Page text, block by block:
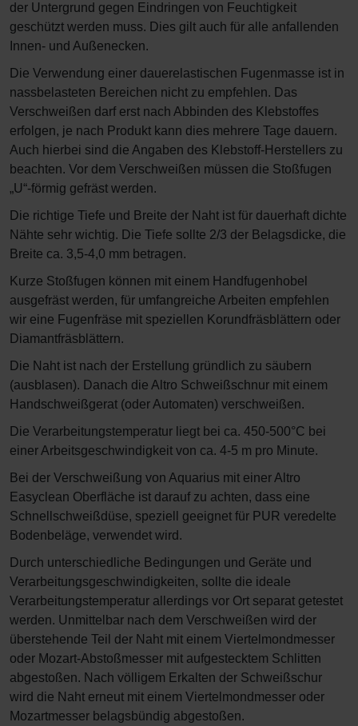
der Untergrund gegen Eindringen von Feuchtigkeit
geschützt werden muss. Dies gilt auch für alle anfallenden
Innen- und Außenecken.
Die Verwendung einer dauerelastischen Fugenmasse ist in
nassbelasteten Bereichen nicht zu empfehlen. Das
Verschweißen darf erst nach Abbinden des Klebstoffes
erfolgen, je nach Produkt kann dies mehrere Tage dauern.
Auch hierbei sind die Angaben des Klebstoff-Herstellers zu
beachten. Vor dem Verschweißen müssen die Stoßfugen
„U“-förmig gefräst werden.
Die richtige Tiefe und Breite der Naht ist für dauerhaft dichte
Nähte sehr wichtig. Die Tiefe sollte 2/3 der Belagsdicke, die
Breite ca. 3,5-4,0 mm betragen.
Kurze Stoßfugen können mit einem Handfugenhobel
ausgefräst werden, für umfangreiche Arbeiten empfehlen
wir eine Fugenfräse mit speziellen Korundfräsblättern oder
Diamantfräsblättern.
Die Naht ist nach der Erstellung gründlich zu säubern
(ausblasen). Danach die Altro Schweißschnur mit einem
Handschweißgerat (oder Automaten) verschweißen.
Die Verarbeitungstemperatur liegt bei ca. 450-500°C bei
einer Arbeitsgeschwindigkeit von ca. 4-5 m pro Minute.
Bei der Verschweißung von Aquarius mit einer Altro
Easyclean Oberfläche ist darauf zu achten, dass eine
Schnellschweißdüse, speziell geeignet für PUR veredelte
Bodenbeläge, verwendet wird.
Durch unterschiedliche Bedingungen und Geräte und
Verarbeitungsgeschwindigkeiten, sollte die ideale
Verarbeitungstemperatur allerdings vor Ort separat getestet
werden. Unmittelbar nach dem Verschweißen wird der
überstehende Teil der Naht mit einem Viertelmondmesser
oder Mozart-Abstoßmesser mit aufgestecktem Schlitten
abgestoßen. Nach völligem Erkalten der Schweißschur
wird die Naht erneut mit einem Viertelmondmesser oder
Mozartmesser belagsbündig abgestoßen.